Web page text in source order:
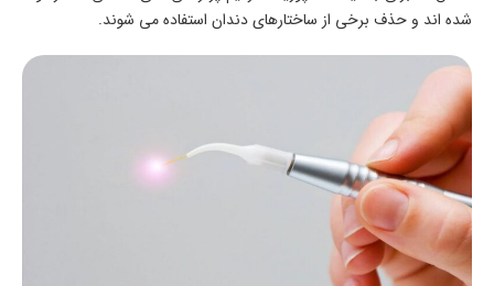
شده‌ اند و حذف برخی از ساختارهای دندان استفاده می‌ شوند.